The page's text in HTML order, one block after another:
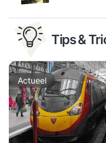
Tips &
Actueel